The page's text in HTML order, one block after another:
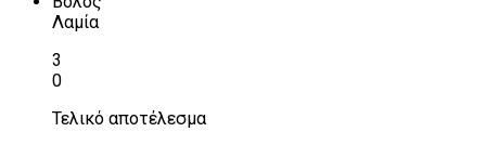
Λαμία
3
0
Τελικό αποτέλεσμα